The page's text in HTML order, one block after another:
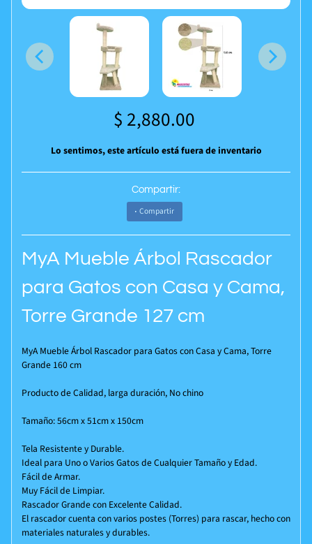
$ 2,880.00
Lo sentimos, este artículo está fuera de inventario
Compartir:
Compartir
MyA Mueble Árbol Rascador
para Gatos con Casa y Cama,
Torre Grande 127 cm
MyA Mueble Árbol Rascador para Gatos con Casa y Cama, Torre
Grande 160 cm
Producto de Calidad, larga duración, No chino
Tamaño: 56cm x 51cm x 150cm
Tela Resistente y Durable.
Ideal para Uno o Varios Gatos de Cualquier Tamaño y Edad.
Fácil de Armar.
Muy Fácil de Limpiar.
Rascador Grande con Excelente Calidad.
El rascador cuenta con varios postes (Torres) para rascar, hecho con
materiales naturales y durables.